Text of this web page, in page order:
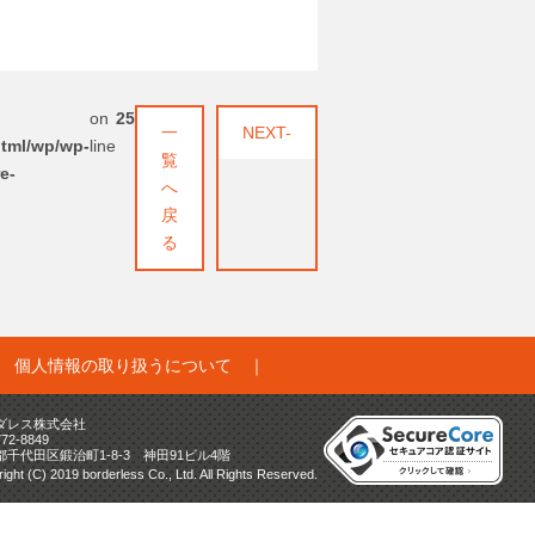
wp/wp-
on
line
25
一
覧
へ
戻
る
NEXT-
個人情報の取り扱うについて ｜
レス株式会社
8849
千代田区鍛治町1-8-3 神田91ビル4階
(C) 2019 borderless Co., Ltd. All Rights Reserved.